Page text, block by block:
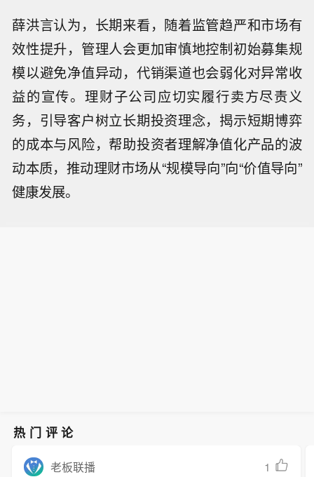
薛洪言认为，长期来看，随着监管趋严和市场有
效性提升，管理人会更加审慎地控制初始募集规
模以避免净值异动，代销渠道也会弱化对异常收
益的宣传。理财子公司应切实履行卖方尽责义
务，引导客户树立长期投资理念，揭示短期博弈
的成本与风险，帮助投资者理解净值化产品的波
动本质，推动理财市场从“规模导向”向“价值导向”
健康发展。
热门评论
老板联播 1